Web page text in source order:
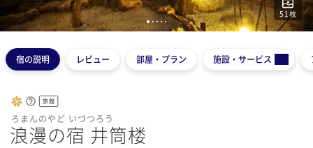
51 枚
1 2 3 45
宿の説明 レビュー 部屋・プラン 施設・サービス
旅館
ろまんのやど いづつろう
浪漫の宿 井筒楼